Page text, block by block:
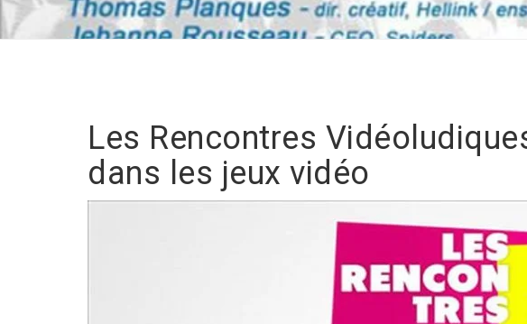
Les Rencontres
dans les jeux vidéo